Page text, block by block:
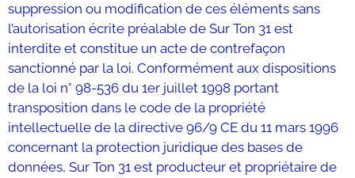
suppression ou modification de ces éléments sans
l’autorisation écrite préalable de Sur Ton 31 est
interdite et constitue un acte de contrefaçon
sanctionné par la loi. Conformément aux dispositions
de la loi n° 98-536 du 1er juillet 1998 portant
transposition dans le code de la propriété
intellectuelle de la directive 96/9 CE du 11 mars 1996
concernant la protection juridique des bases de
données, Sur Ton 31 est producteur et propriétaire de